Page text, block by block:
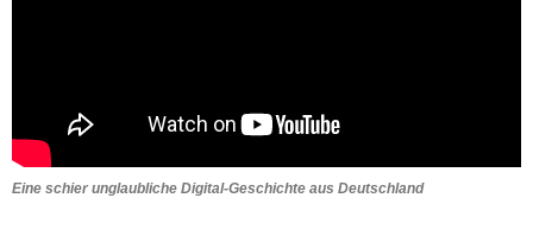
Eine schier unglaubliche Digital-Geschichte aus Deutschland